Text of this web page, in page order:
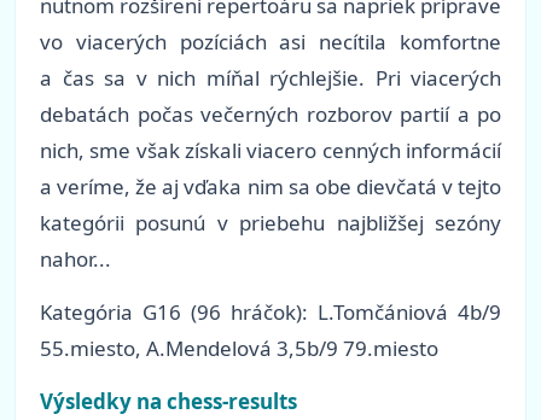
nutnom rozšírení repertoáru sa napriek príprave
vo viacerých pozíciách asi necítila komfortne
a čas sa v nich míňal rýchlejšie. Pri viacerých
debatách počas večerných rozborov partií a po
nich, sme však získali viacero cenných informácií
a veríme, že aj vďaka nim sa obe dievčatá v tejto
kategórii posunú v priebehu najbližšej sezóny
nahor...
Kategória G16 (96 hráčok): L.Tomčániová 4b/9
55.miesto, A.Mendelová 3,5b/9 79.miesto
Výsledky na chess-results